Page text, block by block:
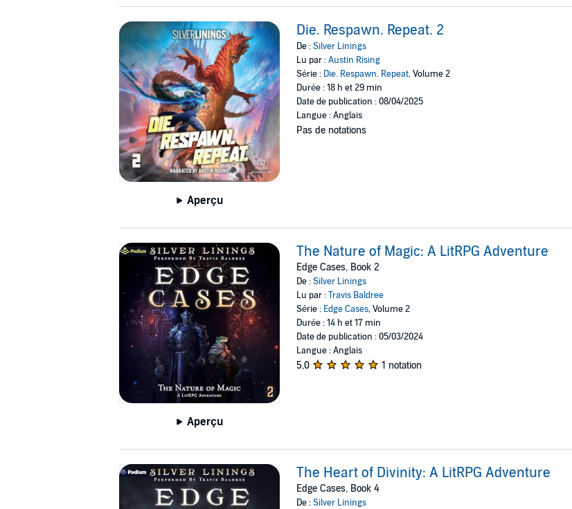
Aperçu
Die. Respawn. Repeat. 2
De :Silver Linings
Lu par :Austin Rising
Série : Die. Respawn. Repeat, Volume 2
Durée : 18 h et 29 min
Date de publication : 08/04/2025
Langue : Anglais
Pas de notations
Aperçu
The Nature of Magic: A LitRPG Adventure
Edge Cases, Book 2
De :Silver Linings
Lu par :Travis Baldree
Série : Edge Cases, Volume 2
Durée : 14 h et 17 min
Date de publication : 05/03/2024
Langue : Anglais
5,0 1 notation
The Heart of Divinity: A LitRPG Adventure
Edge Cases, Book 4
De :Silver Linings